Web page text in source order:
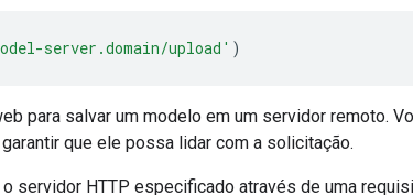
server.domain/upload' )
para salvar um modelo em um servidor remoto.
que ele possa lidar com a solicitação.
servidor HTTP especificado através de uma